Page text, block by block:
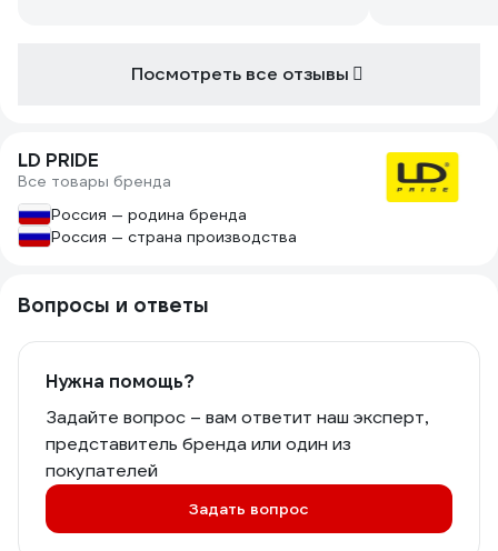
Посмотреть все отзывы
LD PRIDE
Все товары бренда
Россия — родина бренда
Россия — страна производства
Вопросы и ответы
Нужна помощь?
Задайте вопрос – вам ответит наш эксперт,
представитель бренда или один из
покупателей
Задать вопрос